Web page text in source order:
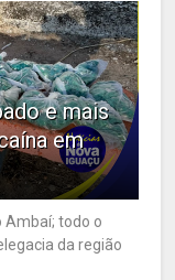
e mais
em
Ambaí; todo o
da região